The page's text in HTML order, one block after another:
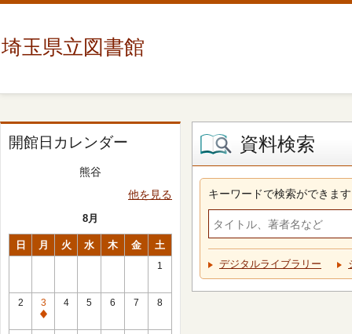
埼玉県立図書館
開館日カレンダー
熊谷
他を見る
8月
日 月 火 水 木 金 土
1
2
3
休
4 5 6 7 8
資料検索
キーワードで検索ができます
デジタルライブラリー